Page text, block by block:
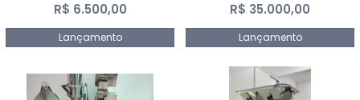
R$ 6.500,00
Lançamento
R$ 35.000,00
Lançamento